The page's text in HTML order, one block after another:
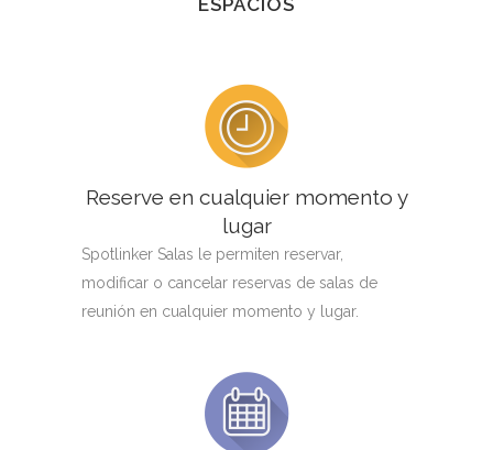
ESPACIOS
Reserve en cualquier momento y
lugar
Spotlinker Salas le permiten reservar,
modificar o cancelar reservas de salas de
reunión en cualquier momento y lugar.